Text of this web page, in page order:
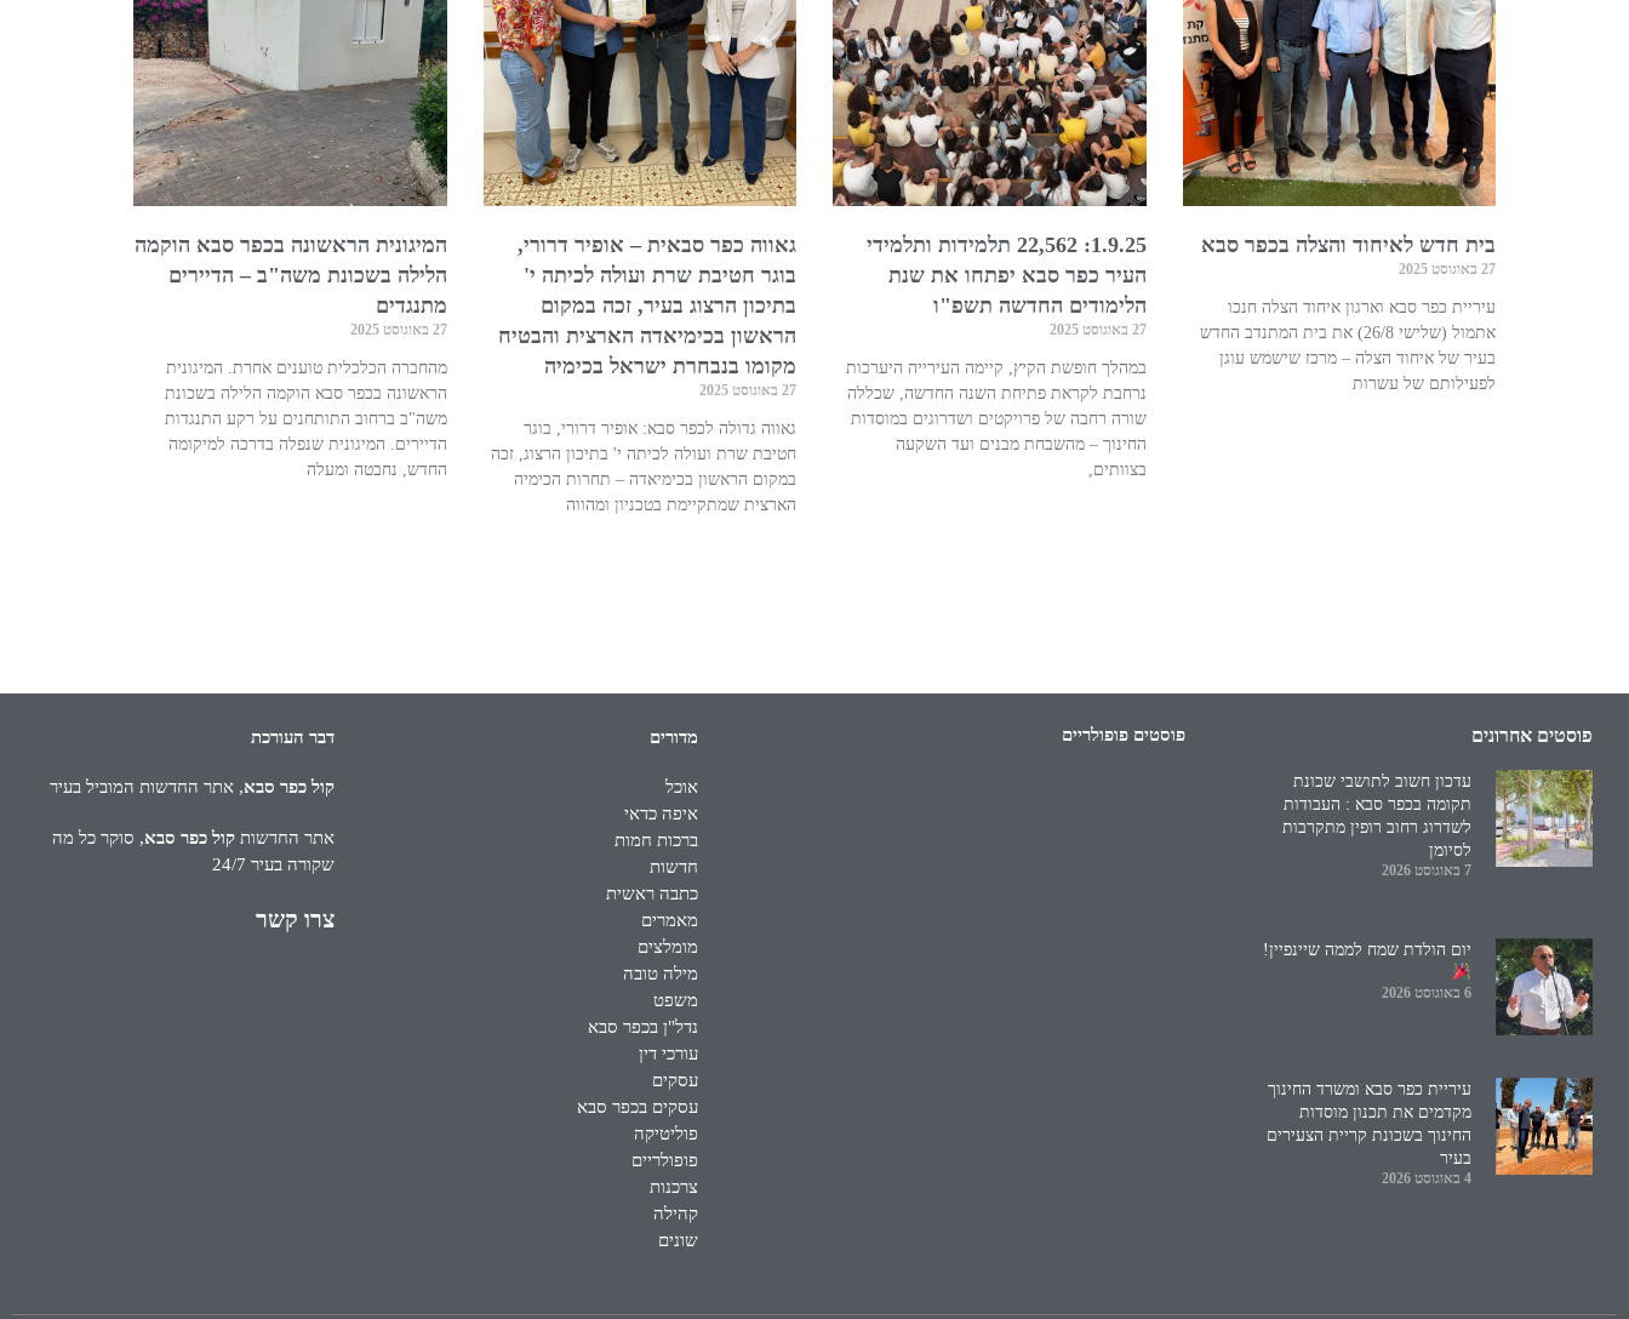
בית חדש לאיחוד והצלה בכפר סבא
27 באוגוסט 2025
עיריית כפר סבא וארגון איחוד הצלה חנכו
אתמול (שלישי 26/8) את בית המתנדב החדש
בעיר של איחוד הצלה – מרכז שישמש עוגן
לפעילותם של עשרות
1.9.25: 22,562 תלמידות ותלמידי
העיר כפר סבא יפתחו את שנת
הלימודים החדשה תשפ"ו
27 באוגוסט 2025
במהלך חופשת הקיץ, קיימה העירייה היערכות
נרחבת לקראת פתיחת השנה החדשה, שכללה
שורה רחבה של פרויקטים ושדרוגים במוסדות
החינוך – מהשבחת מבנים ועד השקעה
בצוותים,
גאווה כפר סבאית – אופיר דרורי,
בוגר חטיבת שרת ועולה לכיתה י'
בתיכון הרצוג בעיר, זכה במקום
הראשון בכימיאדה הארצית והבטיח
מקומו בנבחרת ישראל בכימיה
27 באוגוסט 2025
גאווה גדולה לכפר סבא: אופיר דרורי, בוגר
חטיבת שרת ועולה לכיתה י' בתיכון הרצוג, זכה
במקום הראשון בכימיאדה – תחרות הכימיה
הארצית שמתקיימת בטכניון ומהווה
המיגונית הראשונה בכפר סבא הוקמה
הלילה בשכונת משה"ב – הדיירים
מתנגדים
27 באוגוסט 2025
מהחברה הכלכלית טוענים אחרת. המיגונית
הראשונה בכפר סבא הוקמה הלילה בשכונת
משה"ב ברחוב התותחנים על רקע התנגדות
הדיירים. המיגונית שנפלה בדרכה למיקומה
החדש, נחבטה ומעלה
פוסטים אחרונים
עדכון חשוב לתושבי שכונת
תקומה בכפר סבא : העבודות
לשדרוג רחוב רופין מתקרבות
לסיומן
7 באוגוסט 2026
יום הולדת שמח לממה שיינפיין!
6 באוגוסט 2026
עיריית כפר סבא ומשרד החינוך
מקדמים את תכנון מוסדות
החינוך בשכונת קריית הצעירים
בעיר
4 באוגוסט 2026
פוסטים פופולריים מדורים
אוכל
איפה כדאי
ברכות חמות
חדשות
כתבה ראשית
מאמרים
מומלצים
מילה טובה
משפט
נדל"ן בכפר סבא
עורכי דין
עסקים
עסקים בכפר סבא
פוליטיקה
פופולריים
צרכנות
קהילה
שונים
דבר העורכת
קול כפר סבא, אתר החדשות המוביל בעיר
אתר החדשות קול כפר סבא, סוקר כל מה
שקורה בעיר 24/7
צרו קשר